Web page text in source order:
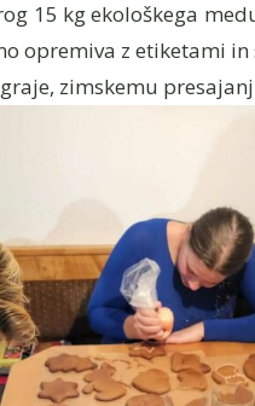
15 kg ekološkega
opremiva z etiketami
zimskemu